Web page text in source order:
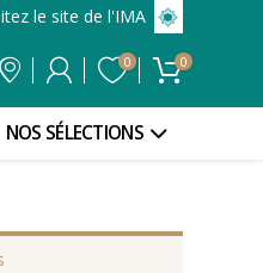
le site de l'IMA
0 0
NOS SÉLECTIONS